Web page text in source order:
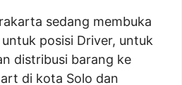
sedang membuka
posisi Driver, untuk
distribusi barang ke
di kota Solo dan